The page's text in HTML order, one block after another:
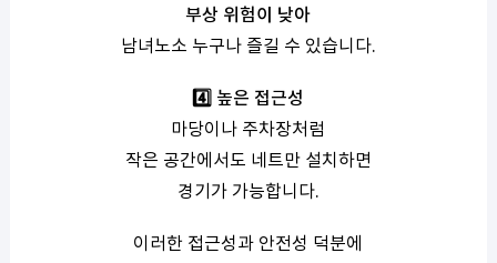
부상 위험이 낮아
남녀노소 누구나 즐길 수 있습니다.
4️⃣ 높은 접근성
마당이나 주차장처럼
작은 공간에서도 네트만 설치하면
경기가 가능합니다.
이러한 접근성과 안전성 덕분에